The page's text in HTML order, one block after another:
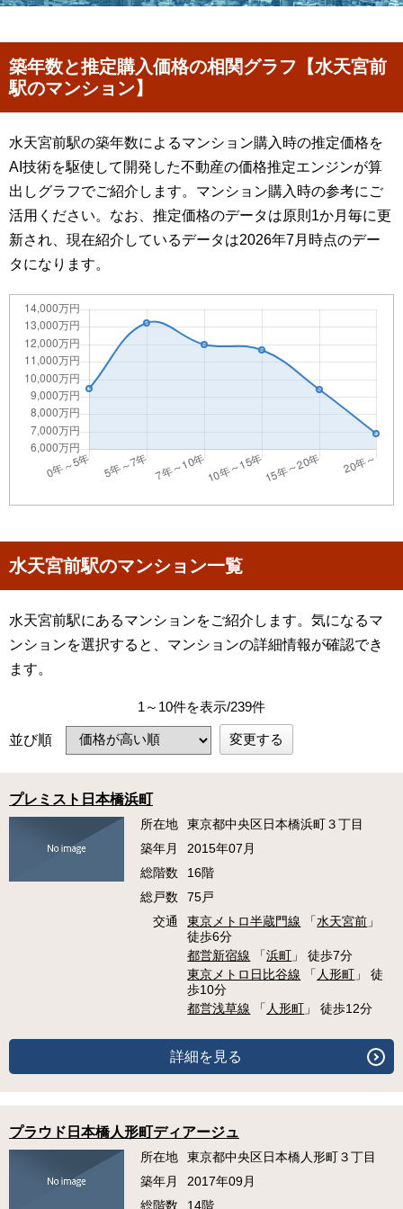
築年数と推定購入価格の相関グラフ【水天宮前
駅のマンション】
水天宮前駅の築年数によるマンション購入時の推定価格を
AI技術を駆使して開発した不動産の価格推定エンジンが算
出しグラフでご紹介します。マンション購入時の参考にご
活用ください。なお、推定価格のデータは原則1か月毎に更
新され、現在紹介しているデータは2026年7月時点のデー
タになります。
水天宮前駅のマンション一覧
水天宮前駅にあるマンションをご紹介します。気になるマ
ンションを選択すると、マンションの詳細情報が確認でき
ます。
1～10件を表示/239件
並び順 変更する
プレミスト日本橋浜町
所在地
東京都中央区日本橋浜町３丁目
築年月
2015年07月
総階数
16階
総戸数
75戸
交通
東京メトロ半蔵門線 「水天宮前 」
徒歩6分
都営新宿線 「浜町 」 徒歩7分
東京メトロ日比谷線 「 人形町 」 徒
歩10分
都営浅草線 「 人形町 」 徒歩12分
詳細を見る
プラウド日本橋人形町ディアージュ
所在地
東京都中央区日本橋人形町３丁目
築年月
2017年09月
総階数
14階